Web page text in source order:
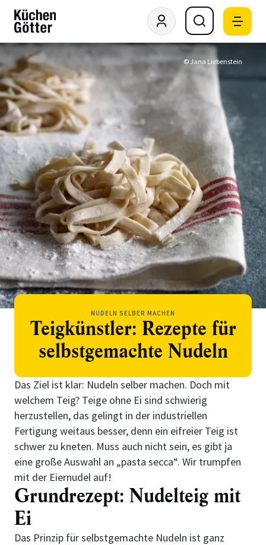
© Jana Liebenstein
NUDELN SELBER MACHEN
Teigkünstler: Rezepte für
selbstgemachte Nudeln
Das Ziel ist klar: Nudeln selber machen. Doch mit
welchem Teig? Teige ohne Ei sind schwierig
herzustellen, das gelingt in der industriellen
Fertigung weitaus besser, denn ein eifreier Teig ist
schwer zu kneten. Muss auch nicht sein, es gibt ja
eine große Auswahl an „pasta secca“. Wir trumpfen
mit der Eiernudel auf!
Grundrezept: Nudelteig mit
Ei
Das Prinzip für selbstgemachte Nudeln ist ganz